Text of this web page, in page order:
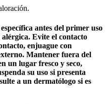
antes del primer uso
Evite el contacto
enjuague con
Mantener fuera del
un lugar fresco y seco,
su uso si presenta
a un dermatólogo si es